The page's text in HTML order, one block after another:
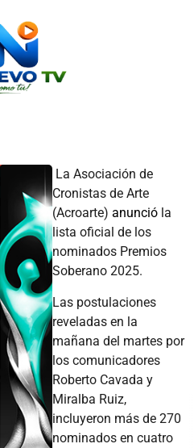
La Asociación de
Cronistas de Arte
(Acroarte)anunció la
lista oficial de los
nominados Premios
Soberano 2025.
Las postulaciones
reveladas en la
mañana del martes por
los comunicadores
Roberto Cavada y
Miralba Ruiz,
incluyeron más de 270
nominados en cuatro